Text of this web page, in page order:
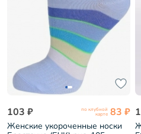
103 ₽ по клубной
карте 83 ₽
Женские укороченные носки